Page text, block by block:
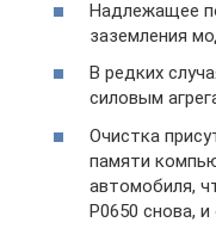
Надлежащее
заземления
В редких
силовым
Очистка
памяти
автомобиля,
P0650 снова,